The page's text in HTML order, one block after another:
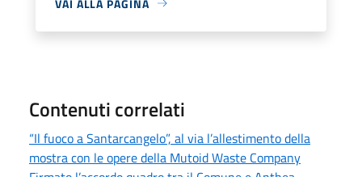
Contenuti correlati
“Il fuoco a Santarcangelo”, al via l’allestimento della
mostra con le opere della Mutoid Waste Company